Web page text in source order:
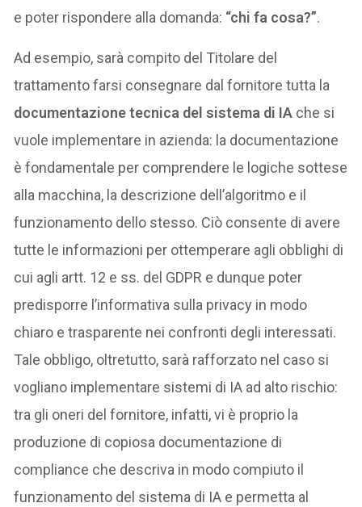
e poter rispondere alla domanda: “chi fa cosa?”.
Ad esempio, sarà compito del Titolare del
trattamento farsi consegnare dal fornitore tutta la
documentazione tecnica del sistema di IA che si
vuole implementare in azienda: la documentazione
è fondamentale per comprendere le logiche sottese
alla macchina, la descrizione dell’algoritmo e il
funzionamento dello stesso. Ciò consente di avere
tutte le informazioni per ottemperare agli obblighi di
cui agli artt. 12 e ss. del GDPR e dunque poter
predisporre l’informativa sulla privacy in modo
chiaro e trasparente nei confronti degli interessati.
Tale obbligo, oltretutto, sarà rafforzato nel caso si
vogliano implementare sistemi di IA ad alto rischio:
tra gli oneri del fornitore, infatti, vi è proprio la
produzione di copiosa documentazione di
compliance che descriva in modo compiuto il
funzionamento del sistema di IA e permetta al